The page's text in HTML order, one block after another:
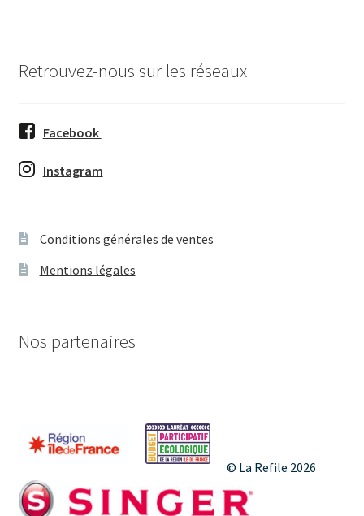
Retrouvez-nous sur les réseaux
Facebook
Instagram
Conditions générales de ventes
Mentions légales
Nos partenaires
© La Refile 2026